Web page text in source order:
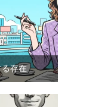
存在